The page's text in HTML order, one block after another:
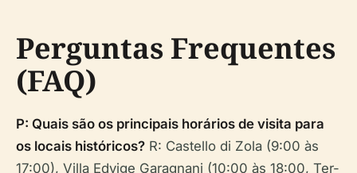
Perguntas Frequentes
(FAQ)
P: Quais são os principais horários de visita para
os locais históricos? R: Castello di Zola (9:00 às
17:00), Villa Edvige Garagnani (10:00 às 18:00, Ter-